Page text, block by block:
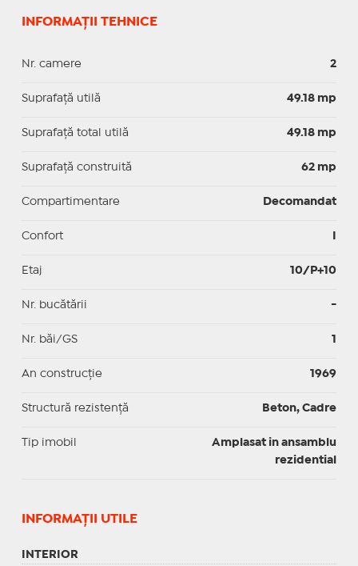
INFORMAȚII TEHNICE
Nr. camere 2
Suprafaţă utilă 49.18 mp
Suprafaţă total utilă 49.18 mp
Suprafaţă construită 62 mp
Compartimentare Decomandat
Confort
Etaj 10/P+10
Nr. bucătării -
Nr. băi/GS 1
An construcție 1969
Structură rezistență Beton, Cadre
Tip imobil
Amplasat in ansamblu
rezidential
INFORMAŢII UTILE
INTERIOR